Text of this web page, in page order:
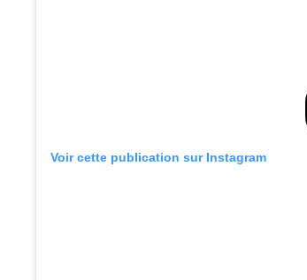
Voir cette publication sur Instagram